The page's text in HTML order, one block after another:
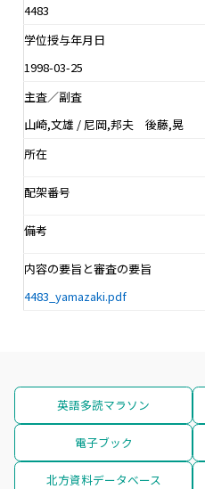
4483
学位授与年月日
1998-03-25
主査／副査
山崎,文雄 / 尼岡,邦夫 後藤,晃
所在
配架番号
備考
内容の要旨と審査の要旨
4483_yamazaki.pdf
英語多読マラソン
電子ブック
北方資料データベース